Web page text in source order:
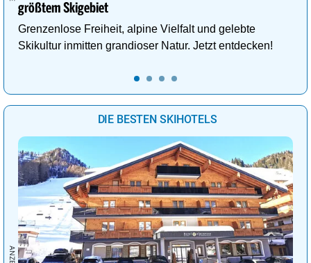
größtem Skigebiet
Grenzenlose Freiheit, alpine Vielfalt und gelebte
Skikultur inmitten grandioser Natur. Jetzt entdecken!
DIE BESTEN SKIHOTELS